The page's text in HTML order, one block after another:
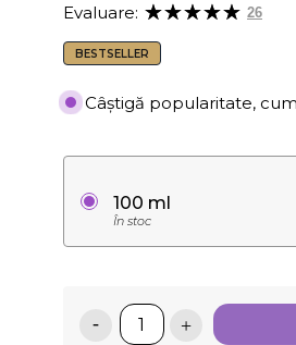
Evaluare: 26
BESTSELLER
Câștigă popularitate,
100 ml
În stoc